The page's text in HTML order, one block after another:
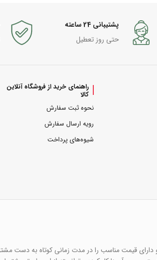
پشتیبانی 24 ساعته
حتی روز تعطیل
راهنمای خرید از فروشگاه آنلاین
کالا
نحوه ثبت سفارش
رویه ارسال سفارش
شیوه‌های پرداخت
دارای قیمت مناسب را در مدت زمانی کوتاه به دست